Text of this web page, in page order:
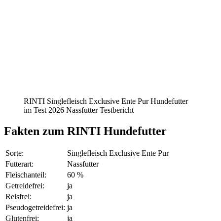
RINTI Singlefleisch Exclusive Ente Pur Hundefutter
im Test 2026 Nassfutter Testbericht
Fakten zum RINTI Hundefutter
Sorte:
Singlefleisch Exclusive Ente Pur
Futterart:
Nassfutter
Fleischanteil:
60 %
Getreidefrei:
ja
Reisfrei:
ja
Pseudogetreidefrei: ja
Glutenfrei:
ja